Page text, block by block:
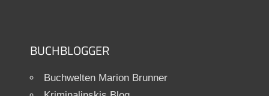
BUCHBLOGGER
Buchwelten Marion Brunner